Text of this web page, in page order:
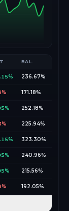
BAL.
236.67%
171.18%
252.18%
225.94%
323.30%
240.96%
215.56%
192.05%